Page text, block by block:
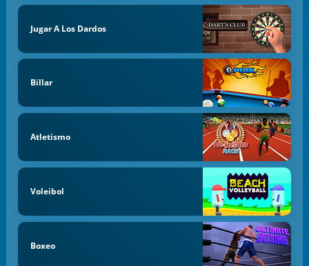
Jugar A Los Dardos
Billar
Atletismo
Voleibol
Boxeo